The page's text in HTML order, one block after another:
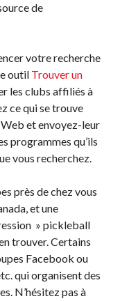
de
votre recherche
outil Trouver un
les clubs affiliés à
ce qui se trouve
et envoyez-leur
programmes qu’ils
vous recherchez.
près de chez vous
et une
» pickleball
trouver. Certains
Facebook ou
qui organisent des
N’hésitez pas à